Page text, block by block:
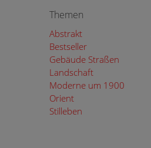
Themen
Abstrakt
Bestseller
Gebäude Straßen
Landschaft
Moderne um 1900
Orient
Stilleben